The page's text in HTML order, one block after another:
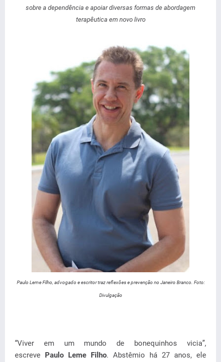
sobre a dependência e apoiar diversas formas de abordagem
terapêutica em novo livro
Paulo Leme Filho, advogado e escritor traz reflexôes e prevenção no Janeiro Branco. Foto:
Divulgação
“Viver em um mundo de bonequinhos vicia”,
escreve Paulo Leme Filho. Abstêmio há 27 anos, ele